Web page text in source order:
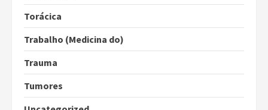
Torácica
Trabalho (Medicina do)
Trauma
Tumores